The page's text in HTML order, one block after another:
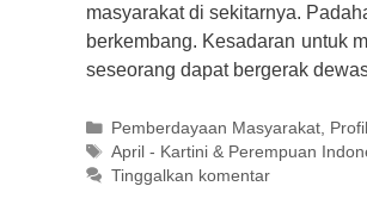
masyarakat di sekitarnya.
berkembang. Kesadaran untuk
seseorang dapat bergerak
Kategori
Pemberdayaan Masyarakat
Tag
April - Kartini & Perempuan
Tinggalkan komentar